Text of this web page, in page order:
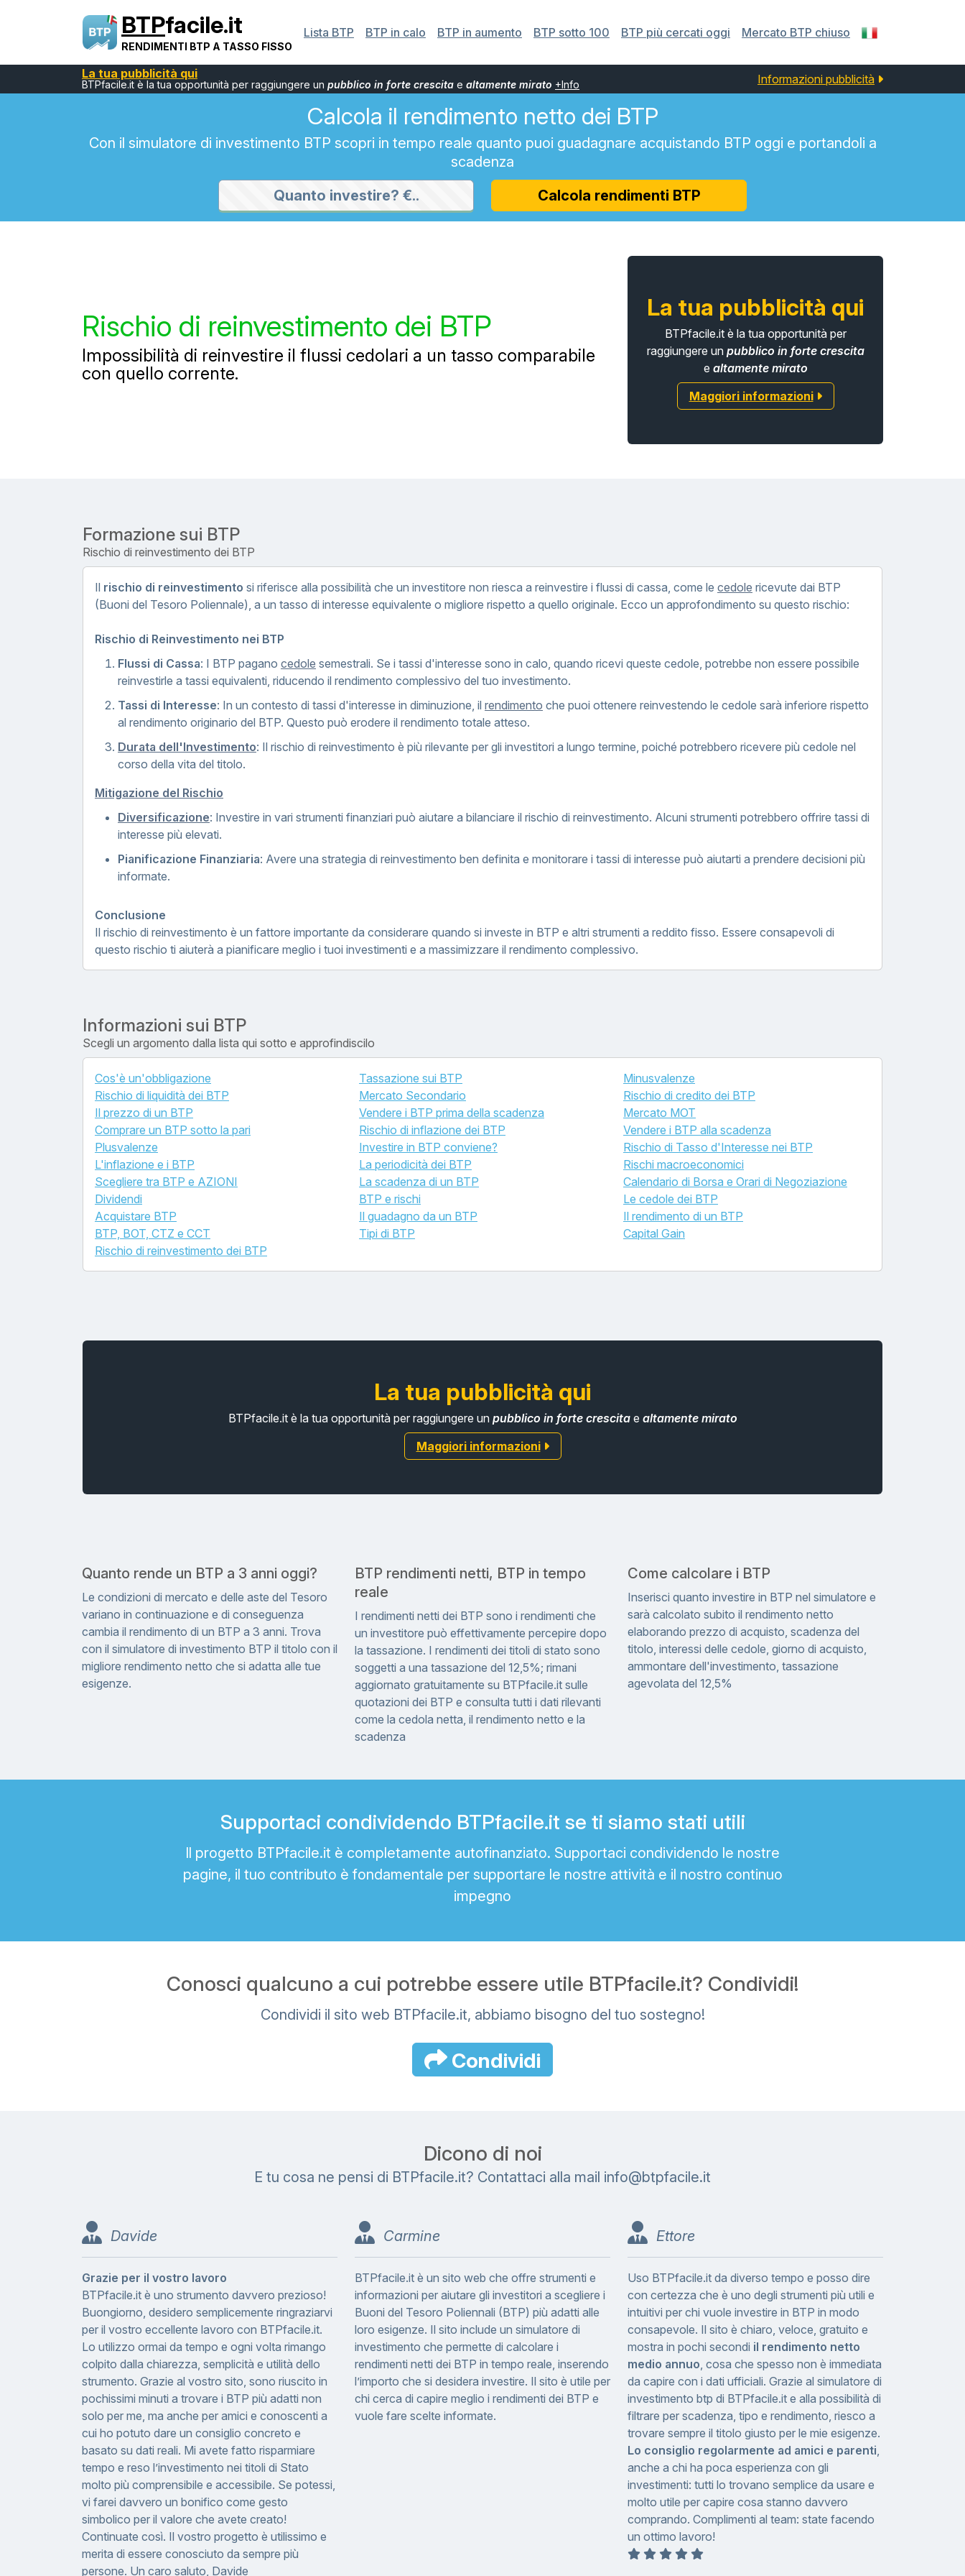
BTPfacile.it
RENDIMENTI BTP A TASSO FISSO
Lista BTP BTP in calo BTP in aumento BTP sotto 100 BTP più cercati oggi Mercato BTP chiuso
La tua pubblicità qui
BTPfacile.it è la tua opportunità per raggiungere un pubblico in forte crescita e altamente mirato +Info Informazioni pubblicità
Calcola il rendimento netto dei BTP
Con il simulatore di investimento BTP scopri in tempo reale quanto puoi guadagnare acquistando BTP oggi e portandoli a
scadenza
Calcola rendimenti BTP
Rischio di reinvestimento dei BTP
Impossibilità di reinvestire il flussi cedolari a un tasso comparabile
con quello corrente.
La tua pubblicità qui
BTPfacile.it è la tua opportunità per
raggiungere un pubblico in forte crescita
e altamente mirato
Maggiori informazioni
Formazione sui BTP
Rischio di reinvestimento dei BTP
Il rischio di reinvestimento si riferisce alla possibilità che un investitore non riesca a reinvestire i flussi di cassa, come le cedole ricevute dai BTP
(Buoni del Tesoro Poliennale), a un tasso di interesse equivalente o migliore rispetto a quello originale. Ecco un approfondimento su questo rischio:
Rischio di Reinvestimento nei BTP
Flussi di Cassa: I BTP pagano cedole semestrali. Se i tassi d'interesse sono in calo, quando ricevi queste cedole, potrebbe non essere possibile
reinvestirle a tassi equivalenti, riducendo il rendimento complessivo del tuo investimento.
Tassi di Interesse: In un contesto di tassi d'interesse in diminuzione, il rendimento che puoi ottenere reinvestendo le cedole sarà inferiore rispetto
al rendimento originario del BTP. Questo può erodere il rendimento totale atteso.
Durata dell'Investimento: Il rischio di reinvestimento è più rilevante per gli investitori a lungo termine, poiché potrebbero ricevere più cedole nel
corso della vita del titolo.
Mitigazione del Rischio
Diversificazione: Investire in vari strumenti finanziari può aiutare a bilanciare il rischio di reinvestimento. Alcuni strumenti potrebbero offrire tassi di
interesse più elevati.
Pianificazione Finanziaria: Avere una strategia di reinvestimento ben definita e monitorare i tassi di interesse può aiutarti a prendere decisioni più
informate.
Conclusione
Il rischio di reinvestimento è un fattore importante da considerare quando si investe in BTP e altri strumenti a reddito fisso. Essere consapevoli di
questo rischio ti aiuterà a pianificare meglio i tuoi investimenti e a massimizzare il rendimento complessivo.
Informazioni sui BTP
Scegli un argomento dalla lista qui sotto e approfindiscilo
Cos'è un'obbligazione Tassazione sui BTP
Minusvalenze
Rischio di liquidità dei BTP
Mercato Secondario
Rischio di credito dei BTP
Il prezzo di un BTP
Vendere i BTP prima della scadenza
Mercato MOT
Comprare un BTP sotto la pari
Rischio di inflazione dei BTP
Vendere i BTP alla scadenza
Plusvalenze
Investire in BTP conviene?
Rischio di Tasso d'Interesse nei BTP
L'inflazione e i BTP
La periodicità dei BTP
Rischi macroeconomici
Scegliere tra BTP e AZIONI
La scadenza di un BTP
Calendario di Borsa e Orari di Negoziazione
Dividendi
BTP e rischi
Le cedole dei BTP
Acquistare BTP
Il guadagno da un BTP
Il rendimento di un BTP
BTP, BOT, CTZ e CCT
Tipi di BTP
Capital Gain
Rischio di reinvestimento dei BTP
La tua pubblicità qui
BTPfacile.it è la tua opportunità per raggiungere un pubblico in forte crescitae altamente mirato
Maggiori informazioni
Quanto rende un BTP a 3 anni oggi?
Le condizioni di mercato e delle aste del Tesoro
variano in continuazione e di conseguenza
cambia il rendimento di un BTP a 3 anni. Trova
con il simulatore di investimento BTP il titolo con il
migliore rendimento netto che si adatta alle tue
esigenze.
BTP rendimenti netti, BTP in tempo
reale
I rendimenti netti dei BTP sono i rendimenti che
un investitore può effettivamente percepire dopo
la tassazione. I rendimenti dei titoli di stato sono
soggetti a una tassazione del 12,5%; rimani
aggiornato gratuitamente su BTPfacile.it sulle
quotazioni dei BTP e consulta tutti i dati rilevanti
come la cedola netta, il rendimento netto e la
scadenza
Come calcolare i BTP
Inserisci quanto investire in BTP nel simulatore e
sarà calcolato subito il rendimento netto
elaborando prezzo di acquisto, scadenza del
titolo, interessi delle cedole, giorno di acquisto,
ammontare dell'investimento, tassazione
agevolata del 12,5%
Supportaci condividendo BTPfacile.it se ti siamo stati utili
Il progetto BTPfacile.it è completamente autofinanziato. Supportaci condividendo le nostre
pagine, il tuo contributo è fondamentale per supportare le nostre attività e il nostro continuo
impegno
Conosci qualcuno a cui potrebbe essere utile BTPfacile.it? Condividi!
Condividi il sito web BTPfacile.it, abbiamo bisogno del tuo sostegno!
Condividi
Dicono di noi
E tu cosa ne pensi di BTPfacile.it? Contattaci alla mail info@btpfacile.it
Davide
Grazie per il vostro lavoro
BTPfacile.it è uno strumento davvero prezioso!
Buongiorno, desidero semplicemente ringraziarvi
per il vostro eccellente lavoro con BTPfacile.it.
Lo utilizzo ormai da tempo e ogni volta rimango
colpito dalla chiarezza, semplicità e utilità dello
strumento. Grazie al vostro sito, sono riuscito in
pochissimi minuti a trovare i BTP più adatti non
solo per me, ma anche per amici e conoscenti a
cui ho potuto dare un consiglio concreto e
basato su dati reali. Mi avete fatto risparmiare
tempo e reso l’investimento nei titoli di Stato
molto più comprensibile e accessibile. Se potessi,
vi farei davvero un bonifico come gesto
simbolico per il valore che avete creato!
Continuate così. Il vostro progetto è utilissimo e
merita di essere conosciuto da sempre più
persone. Un caro saluto, Davide
Carmine
BTPfacile.it è un sito web che offre strumenti e
informazioni per aiutare gli investitori a scegliere i
Buoni del Tesoro Poliennali (BTP) più adatti alle
loro esigenze. Il sito include un simulatore di
investimento che permette di calcolare i
rendimenti netti dei BTP in tempo reale, inserendo
l’importo che si desidera investire. Il sito è utile per
chi cerca di capire meglio i rendimenti dei BTP e
vuole fare scelte informate.
Ettore
Uso BTPfacile.it da diverso tempo e posso dire
con certezza che è uno degli strumenti più utili e
intuitivi per chi vuole investire in BTP in modo
consapevole. Il sito è chiaro, veloce, gratuito e
mostra in pochi secondi il rendimento netto
medio annuo, cosa che spesso non è immediata
da capire con i dati ufficiali. Grazie al simulatore di
investimento btp di BTPfacile.it e alla possibilità di
filtrare per scadenza, tipo e rendimento, riesco a
trovare sempre il titolo giusto per le mie esigenze.
Lo consiglio regolarmente ad amici e parenti,
anche a chi ha poca esperienza con gli
investimenti: tutti lo trovano semplice da usare e
molto utile per capire cosa stanno davvero
comprando. Complimenti al team: state facendo
un ottimo lavoro!